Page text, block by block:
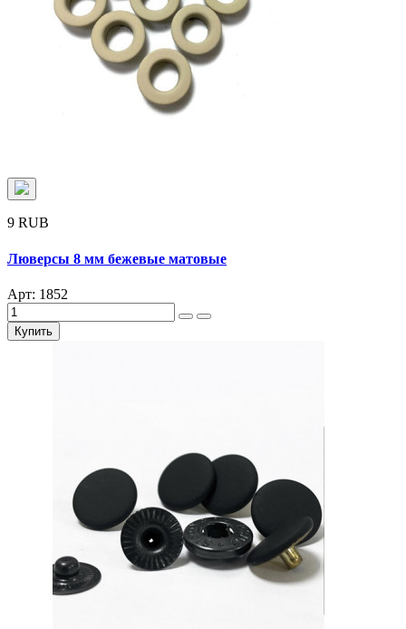
9 RUB
Люверсы 8 мм бежевые матовые
Арт: 1852
Купить